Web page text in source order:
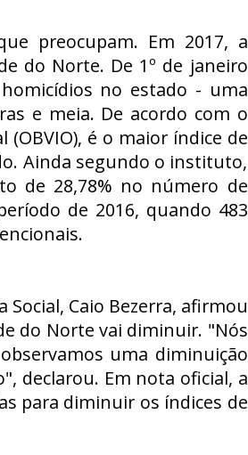
preocupam. Em 2017, a
do Norte. De 1º de janeiro
no estado - uma
e meia. De acordo com o
é o maior índice de
Ainda segundo o instituto,
de 28,78% no número de
de 2016, quando 483
Social, Caio Bezerra, afirmou
do Norte vai diminuir. "Nós
uma diminuição
declarou. Em nota oficial, a
para diminuir os índices de